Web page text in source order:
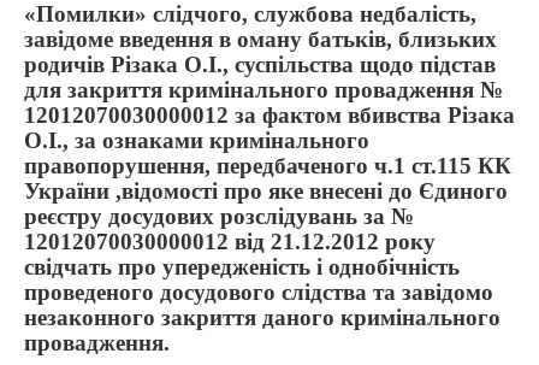
«Помилки» слідчого, службова недбалість,
завідоме введення в оману батьків, близьких
родичів Різака О.І., суспільства щодо підстав
для закриття кримінального провадження №
12012070030000012 за фактом вбивства Різака
О.І., за ознаками кримінального
правопорушення, передбаченого ч.1 ст.115 КК
України ,відомості про яке внесені до Єдиного
реєстру досудових розслідувань за №
12012070030000012 від 21.12.2012 року
свідчать про упередженість і однобічність
проведеного досудового слідства та завідомо
незаконного закриття даного кримінального
провадження.